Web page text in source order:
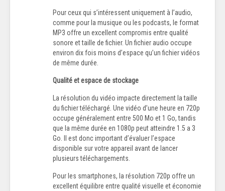
Pour ceux qui s’intéressent uniquement à l’audio,
comme pour la musique ou les podcasts, le format
MP3 offre un excellent compromis entre qualité
sonore et taille de fichier. Un fichier audio occupe
environ dix fois moins d’espace qu’un fichier vidéos
de même durée.
Qualité et espace de stockage
La résolution du vidéo impacte directement la taille
du fichier téléchargé. Une vidéo d’une heure en 720p
occupe généralement entre 500 Mo et 1 Go, tandis
que la même durée en 1080p peut atteindre 1.5 a 3
Go. Il est donc important d’évaluer l’espace
disponible sur votre appareil avant de lancer
plusieurs téléchargements.
Pour les smartphones, la résolution 720p offre un
excellent équilibre entre qualité visuelle et économie